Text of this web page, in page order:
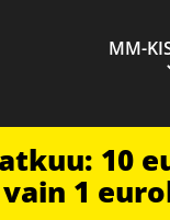
MM-
10
1